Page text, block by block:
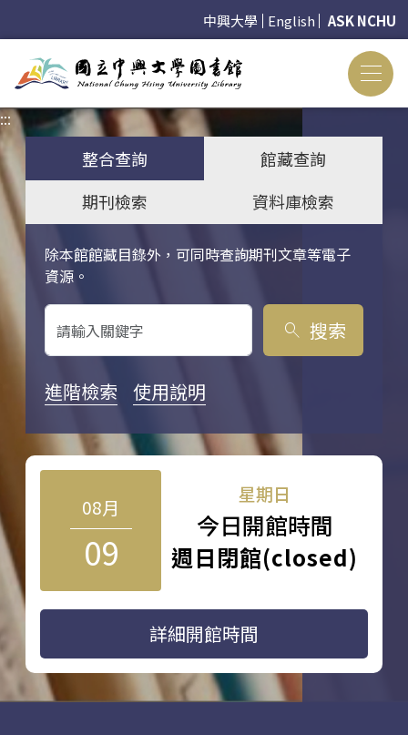
中興大學 English ASK NCHU
:::
整合查詢
館藏查詢
期刊檢索
資料庫檢索
除本館館藏目錄外，可同時查詢期刊文章等電子
資源。
關鍵字搜尋
search 搜索
進階檢索 使用說明
08月
09
星期日
今日開館時間
週日閉館(closed)
詳細開館時間